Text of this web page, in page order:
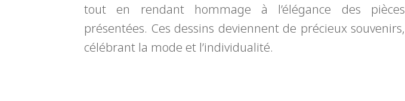
tout en rendant hommage à l’élégance des pièces
présentées. Ces dessins deviennent de précieux souvenirs,
célébrant la mode et l’individualité.